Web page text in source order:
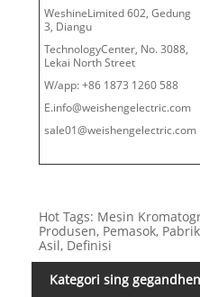
WeshineLimited 602, Gedung
3, Diangu
TechnologyCenter, No. 3088,
Lekai North Street
W/app: +86 1873 1260 588
E.info@weishengelectric.com
sale01@weishengelectric.com
Hot Tags: Mesin
Produsen, Pemasok,
Asil, Definisi
Kategori sing